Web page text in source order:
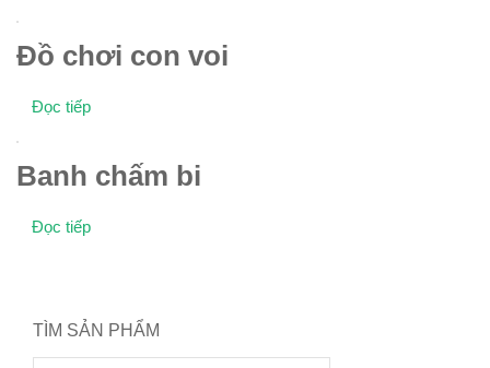
Đồ chơi con voi
Đọc tiếp
Banh chấm bi
Đọc tiếp
TÌM SẢN PHẨM